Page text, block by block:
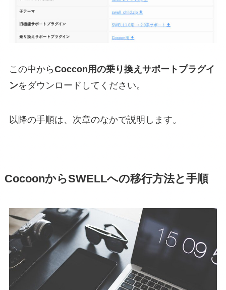
この中からCoccon用の乗り換えサポートプラグイ
ンをダウンロードしてください。
以降の手順は、次章のなかで説明します。
CocoonからSWELLへの移行方法と手順